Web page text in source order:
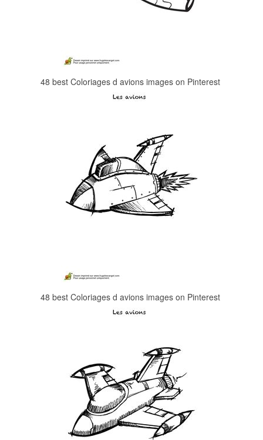
48 best Coloriages d avions images on Pinterest
48 best Coloriages d avions images on Pinterest